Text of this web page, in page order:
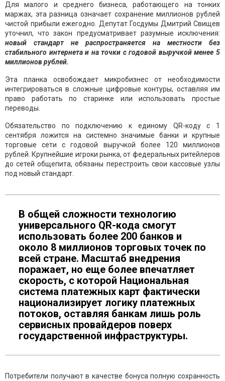
Для малого и среднего бизнеса, работающего на тонких
маржах, эта разница означает сохранение миллионов рублей
чистой прибыли ежегодно. Депутат Госдумы Дмитрий Свищев
уточнил, что закон предусматривает разумные исключения:
новый стандарт не распространяется на местности без
стабильного интернета и на точки с годовой выручкой менее 5
миллионов рублей.
Эта планка освобождает микробизнес от необходимости
интегрироваться в сложные цифровые контуры, оставляя им
право работать по старинке или использовать простые
переводы.
Обязательство по подключению к единому QR-коду с 1
сентября ложится на системно значимые банки и крупные
торговые сети с годовой выручкой более 120 миллионов
рублей. Крупнейшие игроки рынка, от федеральных ритейлеров
до сетей общепита, обязаны перестроить свои кассовые узлы
под новый стандарт.
В общей сложности технологию
универсального QR-кода смогут
использовать более 200 банков и
около 8 миллионов торговых точек по
всей стране. Масштаб внедрения
поражает, но еще более впечатляет
скорость, с которой Национальная
система платежных карт фактически
национализирует логику платежных
потоков, оставляя банкам лишь роль
сервисных провайдеров поверх
государственной инфраструктуры.
Потребители получают в качестве бонуса полную сохранность